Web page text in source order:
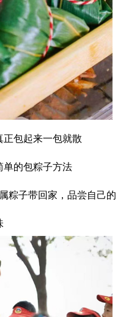
包起来一包就散
单的包粽子方法
粽子带回家，品尝自己的